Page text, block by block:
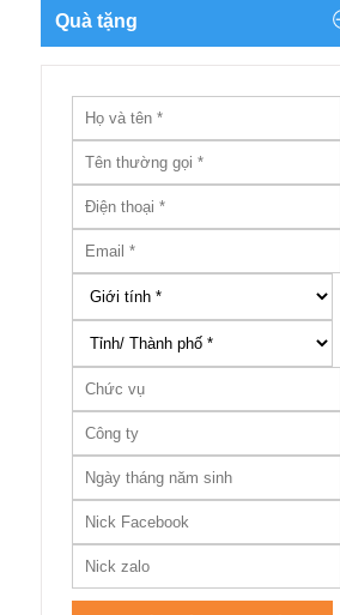
Quà tặng